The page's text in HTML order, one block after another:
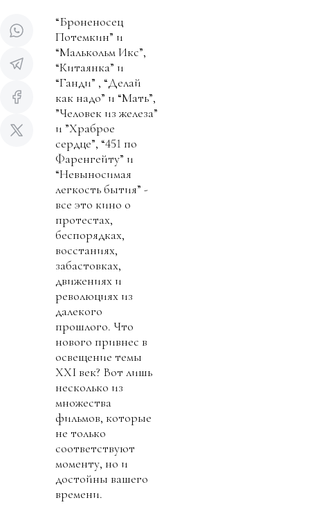
“Броненосец
Потемкин” и
“Малькольм Икс”,
“Китаянка” и
“Ганди” , “Делай
как надо” и “Мать”,
”Человек из железа”
и ”Храброе
сердце”, “451 по
Фаренгейту” и
“Невыносимая
легкость бытия” -
все это кино о
протестах,
беспорядках,
восстаниях,
забастовках,
движениях и
революциях из
далекого
прошлого. Что
нового привнес в
освещение темы
XXI век? Вот лишь
несколько из
множества
фильмов, которые
не только
соответствуют
моменту, но и
достойны вашего
времени.